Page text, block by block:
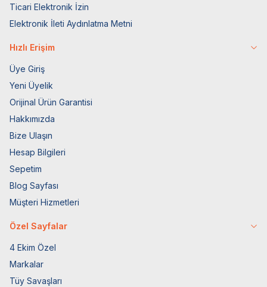
Ticari Elektronik İzin
Elektronik İleti Aydınlatma Metni
Hızlı Erişim
Üye Giriş
Yeni Üyelik
Orijinal Ürün Garantisi
Hakkımızda
Bize Ulaşın
Hesap Bilgileri
Sepetim
Blog Sayfası
Müşteri Hizmetleri
Özel Sayfalar
4 Ekim Özel
Markalar
Tüy Savaşları